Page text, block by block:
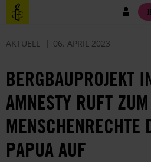
Direkt
zum
Benutzermenü
AKTUELL 06. APRIL 2023
BERGBAUPROJEKT
AMNESTY RUFT
MENSCHENRECHTE
PAPUA AUF